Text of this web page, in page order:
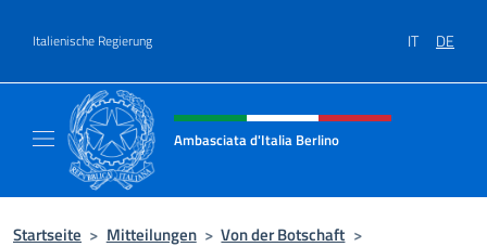
Italienische Regierung IT DE
Header-Site, Social und Menü
Ambasciata d'Italia Berlino
Startseite > Mitteilungen > Von der Botschaft >